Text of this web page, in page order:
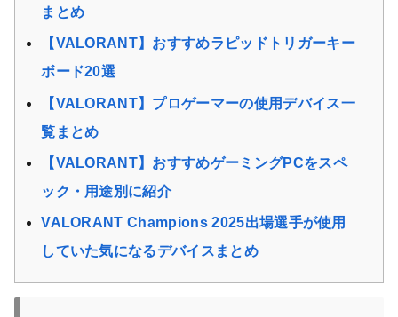
まとめ
【VALORANT】おすすめラピッドトリガーキー
ボード20選
【VALORANT】プロゲーマーの使用デバイス一
覧まとめ
【VALORANT】おすすめゲーミングPCをスペ
ック・用途別に紹介
VALORANT Champions 2025出場選手が使用
していた気になるデバイスまとめ